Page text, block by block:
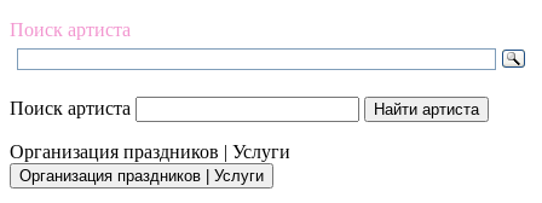
Поиск артиста
Поиск артиста
Организация праздников | Услуги
Организация праздников | Услуги